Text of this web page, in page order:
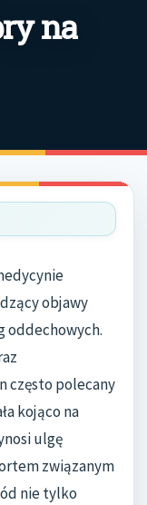
na
objawy
oddechowych.
często polecany
kojąco na
ulgę
związanym
nie tylko